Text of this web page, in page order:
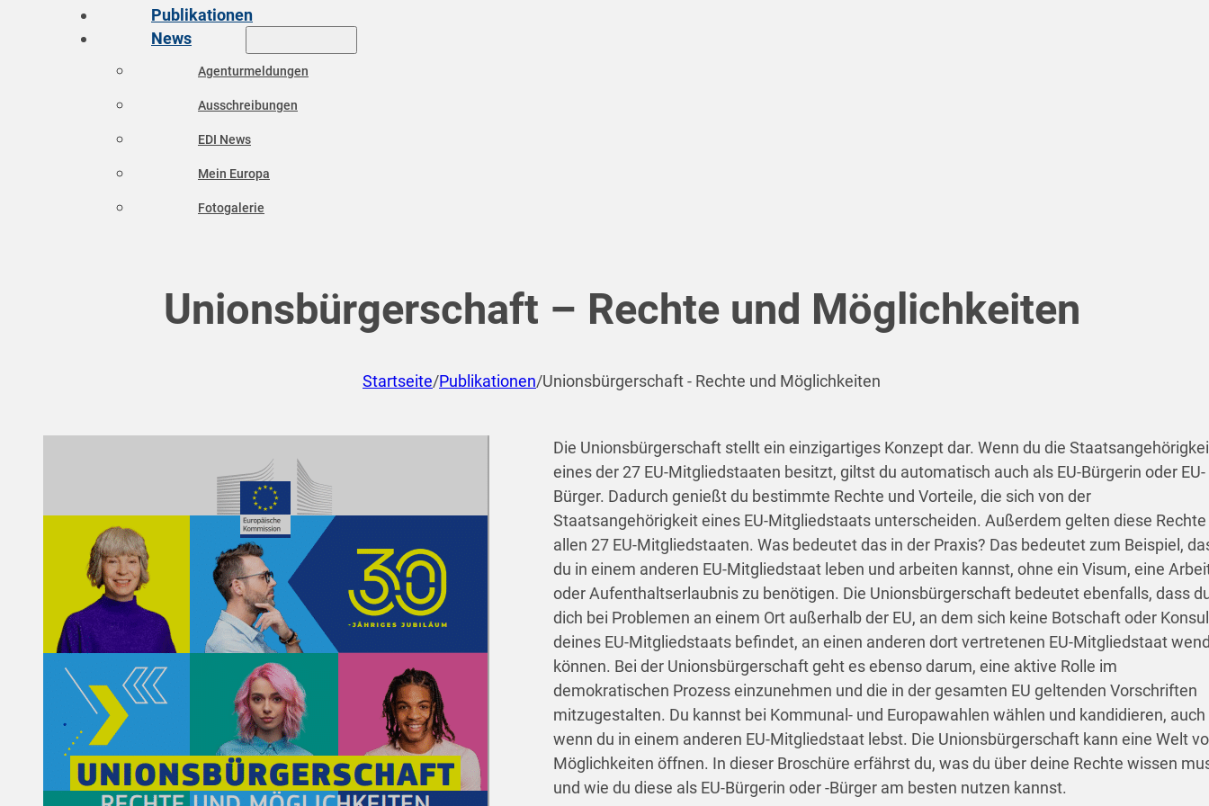
Publikationen
News
Agenturmeldungen
Ausschreibungen
EDI News
Mein Europa
Fotogalerie
Unionsbürgerschaft – Rechte und Möglichkeiten
Startseite/Publikationen/Unionsbürgerschaft - Rechte und Möglichkeiten
Die Unionsbürgerschaft stellt ein einzigartiges Konzept dar. Wenn du die
eines der 27 EU-Mitgliedstaaten besitzt, giltst du automatisch auch als EU-Bürgerin oder EU-
Bürger. Dadurch genießt du bestimmte Rechte und Vorteile, die sich von der
Staatsangehörigkeit eines EU-Mitgliedstaats unterscheiden. Außerdem gelten diese Rechte
allen 27 EU-Mitgliedstaaten. Was bedeutet das in der Praxis? Das bedeutet zum Beispiel,
du in einem anderen EU-Mitgliedstaat leben und arbeiten kannst, ohne ein Visum, eine
oder Aufenthaltserlaubnis zu benötigen. Die Unionsbürgerschaft bedeutet ebenfalls, dass
dich bei Problemen an einem Ort außerhalb der EU, an dem sich keine Botschaft oder
deines EU-Mitgliedstaats befindet, an einen anderen dort vertretenen EU-Mitgliedstaat
können. Bei der Unionsbürgerschaft geht es ebenso darum, eine aktive Rolle im
demokratischen Prozess einzunehmen und die in der gesamten EU geltenden Vorschriften
mitzugestalten. Du kannst bei Kommunal- und Europawahlen wählen und kandidieren, auch
wenn du in einem anderen EU-Mitgliedstaat lebst. Die Unionsbürgerschaft kann eine Welt
Möglichkeiten öffnen. In dieser Broschüre erfährst du, was du über deine Rechte wissen
und wie du diese als EU-Bürgerin oder -Bürger am besten nutzen kannst.